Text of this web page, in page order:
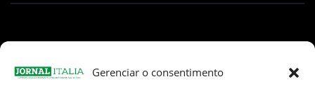
Gerenciar o consentimento